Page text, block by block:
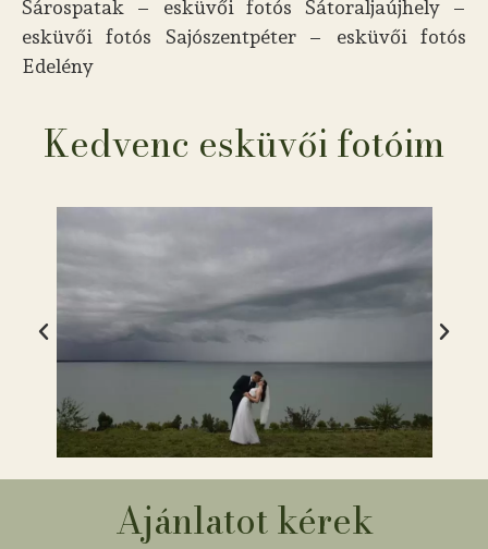
Sárospatak – esküvői fotós Sátoraljaújhely –
esküvői fotós Sajószentpéter – esküvői fotós
Edelény
Kedvenc esküvői fotóim
Ajánlatot kérek